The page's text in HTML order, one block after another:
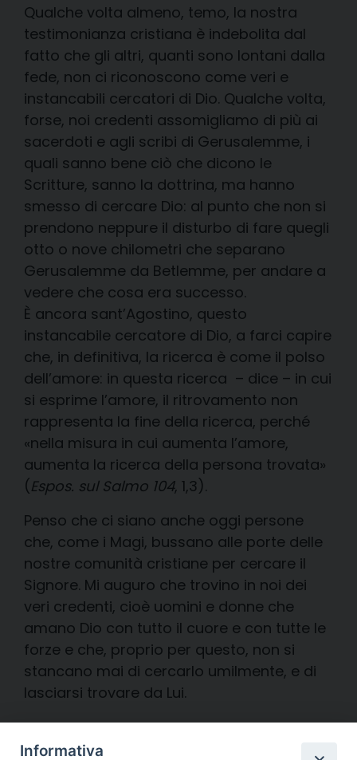
Qualche volta almeno, temo, la nostra
testimonianza cristiana è indebolita dal
fatto che gli altri, quanti sono lontani dalla
fede, non ci riconoscono come veri e
instancabili cercatori di Dio. Qualche volta,
forse, noi credenti assomigliamo di più ai
sacerdoti e agli scribi di Gerusalemme, i
quali sanno bene ciò che dicono le
Scritture, sanno la dottrina, ma hanno
smesso di cercare Dio: al punto che non si
prendono neppure il disturbo di fare quegli
otto o nove chilometri che separano
Gerusalemme da Betlemme, per andare a
vedere che cosa era successo.
È ancora sant’Agostino, questo
instancabile cercatore di Dio, a farci capire
che, in definitiva, la ricerca è come il polso
dell’amore: in questa ricerca – dice – in cui
si esprime l’amore, il ritrovamento non
rappresenta la fine della ricerca, perché
«nella misura in cui aumenta l’amore,
aumenta la ricerca della persona trovata»
(Espos. sul Salmo 104, 1,3).
Penso che ci siano anche oggi persone
che, come i Magi, bussano alle porte delle
nostre comunità cristiane per cercare il
Signore. Mi auguro che trovino in noi dei
veri credenti, cioè uomini e donne che
amano Dio con tutto il cuore e con tutte le
forze e che, proprio per questo, non si
stancano mai di cercarlo umilmente, e di
lasciarsi trovare da Lui.
Informativa